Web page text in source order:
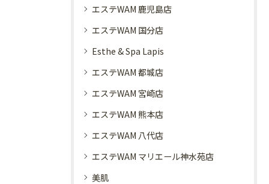
エステWAM 鹿児島店
エステWAM 国分店
Esthe & Spa Lapis
エステWAM 都城店
エステWAM 宮崎店
エステWAM 熊本店
エステWAM 八代店
エステWAM マリエール神水苑店
美肌